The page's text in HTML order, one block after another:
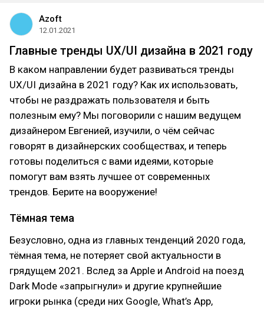
Azoft
12.01.2021
Главные тренды UX/UI дизайна в 2021 году
В каком направлении будет развиваться тренды
UX/UI дизайна в 2021 году? Как их использовать,
чтобы не раздражать пользователя и быть
полезным ему? Мы поговорили с нашим ведущем
дизайнером Евгенией, изучили, о чём сейчас
говорят в дизайнерских сообществах, и теперь
готовы поделиться с вами идеями, которые
помогут вам взять лучшее от современных
трендов. Берите на вооружение!
Тёмная тема
Безусловно, одна из главных тенденций 2020 года,
тёмная тема, не потеряет свой актуальности в
грядущем 2021. Вслед за Apple и Android на поезд
Dark Mode «запрыгнули» и другие крупнейшие
игроки рынка (среди них Google, What’s App,